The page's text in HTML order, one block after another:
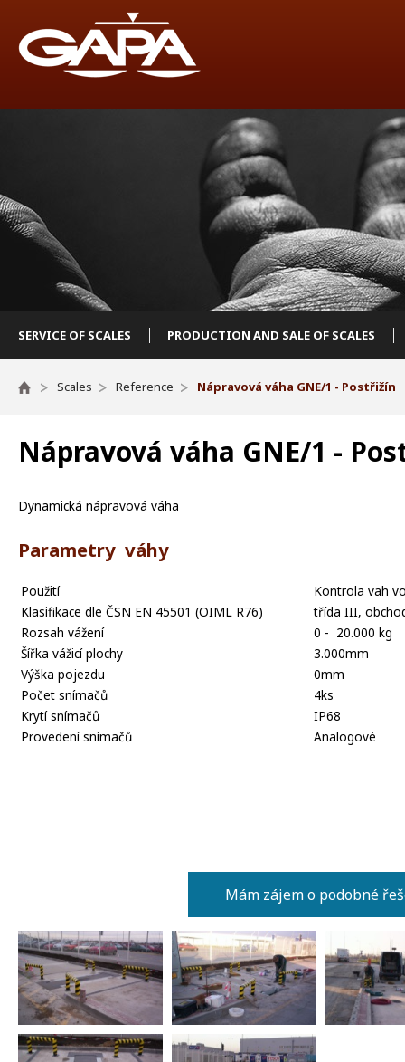
SERVICE OF SCALES PRODUCTION AND SALE OF SCALES
Scales Reference Nápravová váha GNE/1 - Postřižín
Nápravová váha GNE/1 -
Dynamická nápravová váha
Parametry váhy
Použití
Kontrola vah
Klasifikace dle ČSN EN 45501 (OIML R76)
třída III,
Rozsah vážení
0 - 20.000 kg
Šířka vážicí plochy
3.000mm
Výška pojezdu
0mm
Počet snímačů
4ks
Krytí snímačů
IP68
Provedení snímačů
Analogové
Mám zájem o podobné